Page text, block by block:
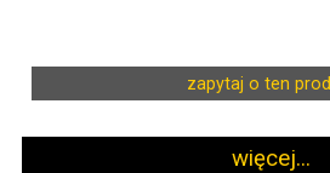
zapytaj o ten
więcej...